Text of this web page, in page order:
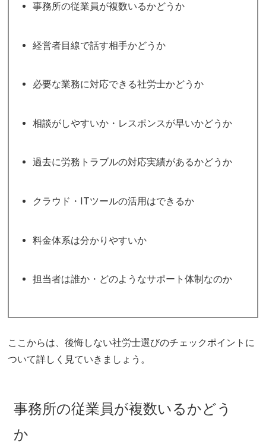
事務所の従業員が複数いるかどうか
経営者目線で話す相手かどうか
必要な業務に対応できる社労士かどうか
相談がしやすいか・レスポンスが早いかどうか
過去に労務トラブルの対応実績があるかどうか
クラウド・ITツールの活用はできるか
料金体系は分かりやすいか
担当者は誰か・どのようなサポート体制なのか
ここからは、後悔しない社労士選びのチェックポイントに
ついて詳しく見ていきましょう。
事務所の従業員が複数いるかどう
か